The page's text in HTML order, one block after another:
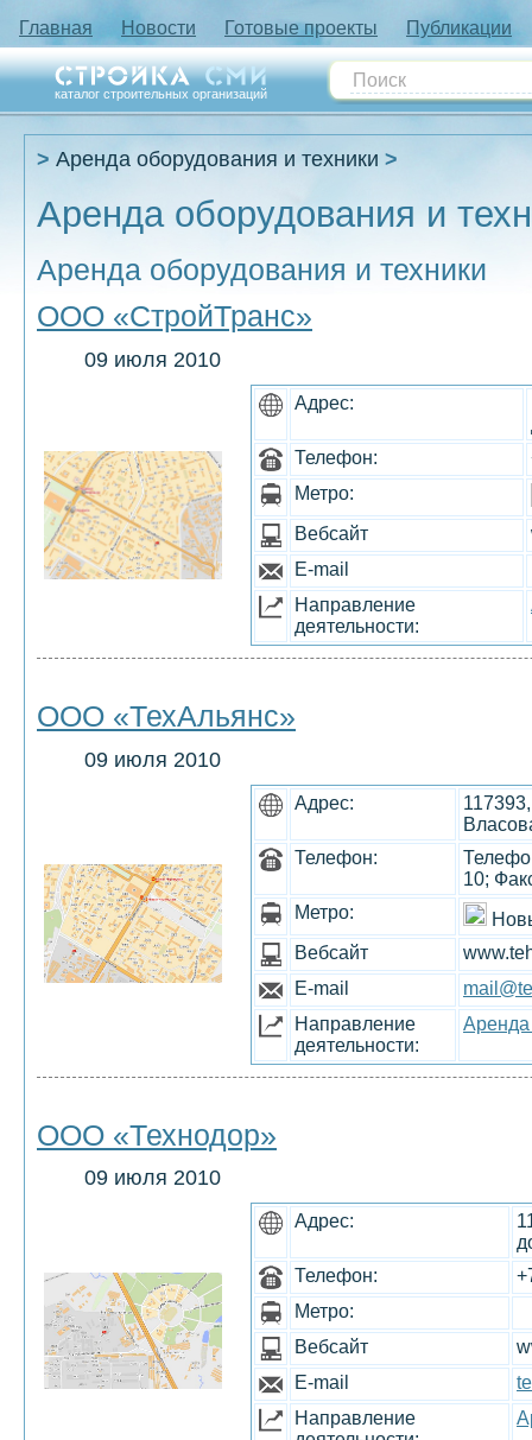
Главная Новости Готовые проекты Публикации
каталог строительных организаций
Аренда оборудования и техники
Аренда оборудования и
Аренда оборудования и техники
ООО «СтройТранс»
09 июля 2010
Адрес:
Телефон:
Метро:
Вебсайт
E-mail
Направление
деятельности:
ООО «ТехАльянс»
09 июля 2010
Адрес:
Телефон:
10;
Метро:
Вебсайт
E-mail
Направление
деятельности:
Аренда
ООО «Технодор»
09 июля 2010
Адрес:
Телефон:
Метро:
Вебсайт
E-mail
Направление